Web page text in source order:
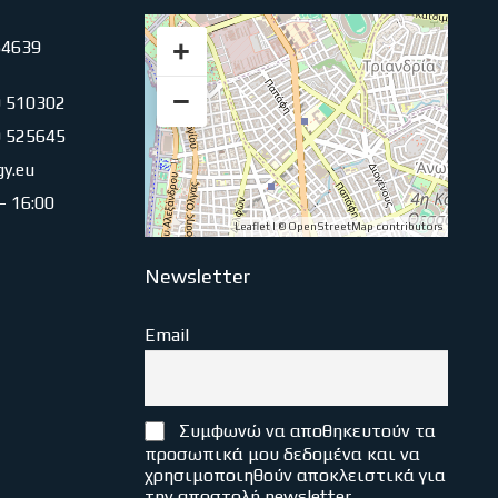
510302
525645
16:00
+
−
Leaflet| © OpenStreetMapcontributors
Newsletter
Email
Συμφωνώ να αποθηκευτούν τα
προσωπικά μου δεδομένα και να
χρησιμοποιηθούν αποκλειστικά για